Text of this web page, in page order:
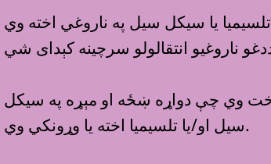
وي چې دواړه ښځه او مېړه په سيکل
سيل او/يا تلسيميا اخته يا وړونکي وي.